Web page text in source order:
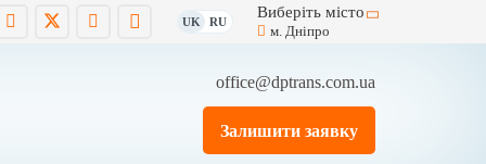
UK RU
Виберіть місто
м. Дніпро
office@dptrans.com.ua
Залишити заявку